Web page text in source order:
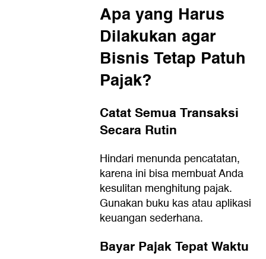
Apa yang Harus
Dilakukan agar
Bisnis Tetap Patuh
Pajak?
Catat Semua Transaksi
Secara Rutin
Hindari menunda pencatatan,
karena ini bisa membuat Anda
kesulitan menghitung pajak.
Gunakan buku kas atau aplikasi
keuangan sederhana.
Bayar Pajak Tepat Waktu